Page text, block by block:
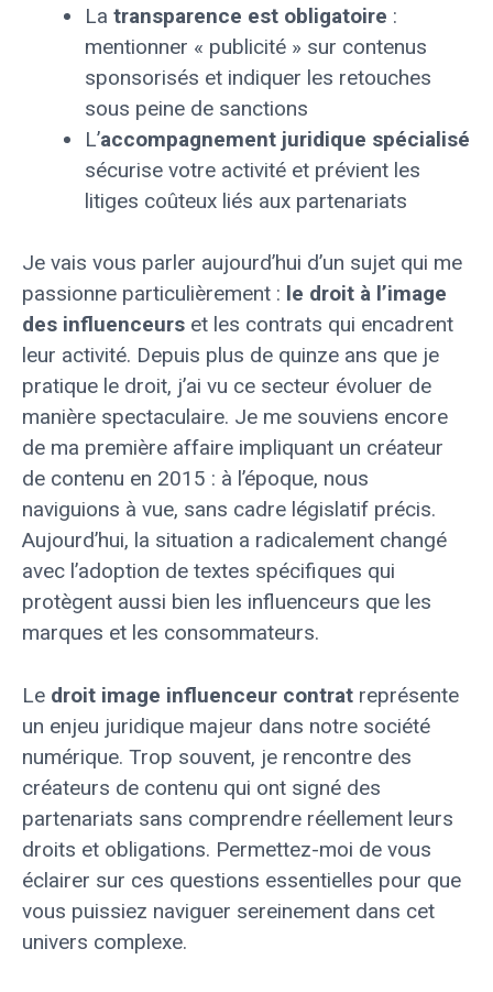
La transparence est obligatoire :
mentionner « publicité » sur contenus
sponsorisés et indiquer les retouches
sous peine de sanctions
L’accompagnement juridique spécialisé
sécurise votre activité et prévient les
litiges coûteux liés aux partenariats
Je vais vous parler aujourd’hui d’un sujet qui me
passionne particulièrement : le droit à l’image
des influenceurs et les contrats qui encadrent
leur activité. Depuis plus de quinze ans que je
pratique le droit, j’ai vu ce secteur évoluer de
manière spectaculaire. Je me souviens encore
de ma première affaire impliquant un créateur
de contenu en 2015 : à l’époque, nous
naviguions à vue, sans cadre législatif précis.
Aujourd’hui, la situation a radicalement changé
avec l’adoption de textes spécifiques qui
protègent aussi bien les influenceurs que les
marques et les consommateurs.
Le droit image influenceur contrat représente
un enjeu juridique majeur dans notre société
numérique. Trop souvent, je rencontre des
créateurs de contenu qui ont signé des
partenariats sans comprendre réellement leurs
droits et obligations. Permettez-moi de vous
éclairer sur ces questions essentielles pour que
vous puissiez naviguer sereinement dans cet
univers complexe.